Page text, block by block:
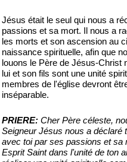
Jésus était le seul qui nous a
passions et sa mort. Il nous a
les morts et son ascension au
naissance spirituelle, afin que
louons le Père de Jésus-Christ
lui et son fils sont une unité
membres de l'église devront
inséparable.
PRIERE: Cher Père céleste,
Seigneur Jésus nous a déclaré
avec toi par ses passions et sa
Esprit Saint dans l'unité de ton